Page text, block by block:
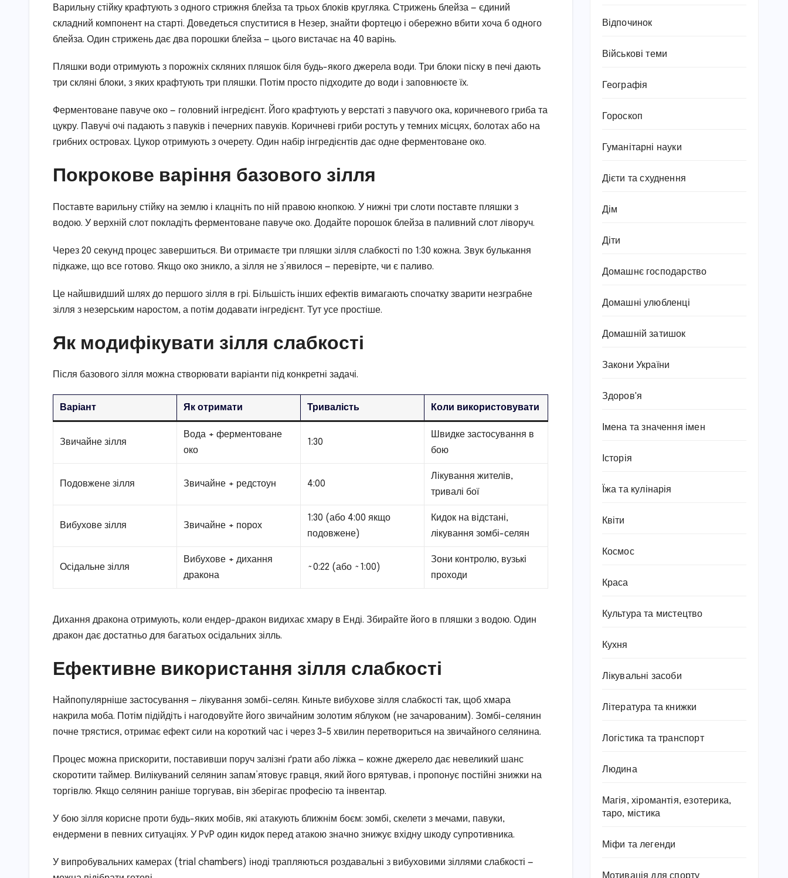
Варильну стійку крафтують з одного стрижня блейза та трьох блоків кругляка. Стрижень блейза — єдиний
складний компонент на старті. Доведеться спуститися в Незер, знайти фортецю і обережно вбити хоча б одного
блейза. Один стрижень дає два порошки блейза — цього вистачає на 40 варінь.
Пляшки води отримують з порожніх скляних пляшок біля будь-якого джерела води. Три блоки піску в печі дають
три скляні блоки, з яких крафтують три пляшки. Потім просто підходите до води і заповнюєте їх.
Ферментоване павуче око — головний інгредієнт. Його крафтують у верстаті з павучого ока, коричневого гриба та
цукру. Павучі очі падають з павуків і печерних павуків. Коричневі гриби ростуть у темних місцях, болотах або на
грибних островах. Цукор отримують з очерету. Один набір інгредієнтів дає одне ферментоване око.
Покрокове варіння базового зілля
Поставте варильну стійку на землю і клацніть по ній правою кнопкою. У нижні три слоти поставте пляшки з
водою. У верхній слот покладіть ферментоване павуче око. Додайте порошок блейза в паливний слот ліворуч.
Через 20 секунд процес завершиться. Ви отримаєте три пляшки зілля слабкості по 1:30 кожна. Звук булькання
підкаже, що все готово. Якщо око зникло, а зілля не з’явилося — перевірте, чи є паливо.
Це найшвидший шлях до першого зілля в грі. Більшість інших ефектів вимагають спочатку зварити незграбне
зілля з незерським наростом, а потім додавати інгредієнт. Тут усе простіше.
Як модифікувати зілля слабкості
Після базового зілля можна створювати варіанти під конкретні задачі.
Варіант Як отримати Тривалість Коли використовувати
Звичайне зілля
Вода + ферментоване
око
1:30
Швидке застосування в
бою
Подовжене зілля Звичайне + редстоун 4:00
Лікування жителів,
тривалі бої
Вибухове зілля Звичайне + порох
1:30 (або 4:00 якщо
подовжене)
Кидок на відстані,
лікування зомбі-селян
Осідальне зілля
Вибухове + дихання
дракона
~0:22 (або ~1:00)
Зони контролю, вузькі
проходи
Дихання дракона отримують, коли ендер-дракон видихає хмару в Енді. Збирайте його в пляшки з водою. Один
дракон дає достатньо для багатьох осідальних зілль.
Ефективне використання зілля слабкості
Найпопулярніше застосування — лікування зомбі-селян. Киньте вибухове зілля слабкості так, щоб хмара
накрила моба. Потім підійдіть і нагодовуйте його звичайним золотим яблуком (не зачарованим). Зомбі-селянин
почне трястися, отримає ефект сили на короткий час і через 3–5 хвилин перетвориться на звичайного селянина.
Процес можна прискорити, поставивши поруч залізні ґрати або ліжка — кожне джерело дає невеликий шанс
скоротити таймер. Вилікуваний селянин запам’ятовує гравця, який його врятував, і пропонує постійні знижки на
торгівлю. Якщо селянин раніше торгував, він зберігає професію та інвентар.
У бою зілля корисне проти будь-яких мобів, які атакують ближнім боєм: зомбі, скелети з мечами, павуки,
ендермени в певних ситуаціях. У PvP один кидок перед атакою значно знижує вхідну шкоду супротивника.
У випробувальних камерах (trial chambers) іноді трапляються роздавальні з вибуховими зіллями слабкості —
Відпочинок
Військові теми
Географія
Гороскоп
Гуманітарні науки
Дієти та схуднення
Дім
Діти
Домашнє господарство
Домашні улюбленці
Домашній затишок
Закони України
Здоров'я
Імена та значення імен
Історія
Їжа та кулінарія
Квіти
Космос
Краса
Культура та мистецтво
Кухня
Лікувальні засоби
Література та книжки
Логістика та транспорт
Людина
Магія, хіромантія, езотерика,
таро, містика
Міфи та легенди
Мотивація для спорту